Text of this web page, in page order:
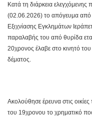
Κατά τη διάρκεια
(02.06.2026) το απόγευμα από
Εξιχνίασης Εγκλημάτων
παραλαβής του από θυρίδα
20χρονος έλαβε στο κινητό
δέματος.
Ακολούθησε έρευνα στις
του 19χρονου το χρηματικό